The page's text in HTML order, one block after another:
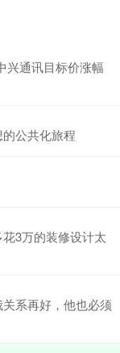
兴通讯目标价涨幅
公共化旅程
3万的装修设计太
系再好，他也必须